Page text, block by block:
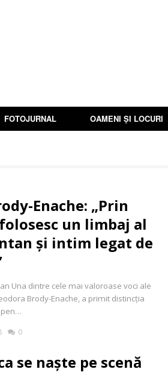
FOTOJURNAL OAMENI ȘI LOCURI
Enache: „Prin
un limbaj al
și intim legat de
Una dintre cele mai valoroase voci ale
Brody-Enache, a primit distincția
pen…
0
se naște pe scenă